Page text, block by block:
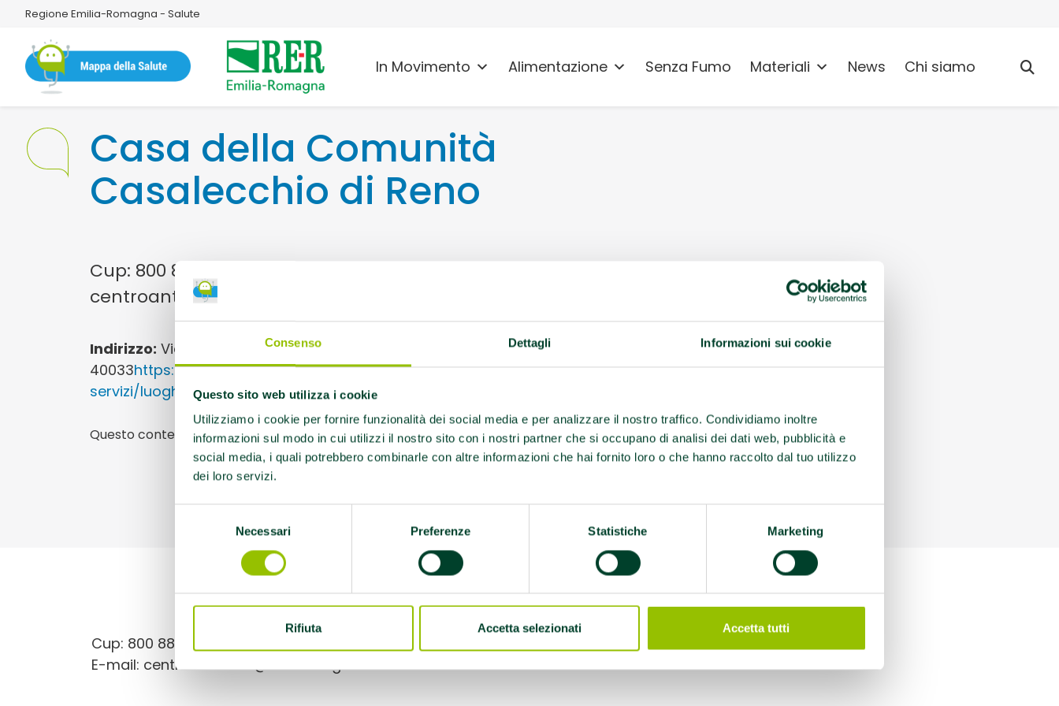
Consenso Dettagli Informazioni sui cookie
Questo sito web utilizza i cookie
Utilizziamo i cookie per fornire funzionalità dei social media e per analizzare il nostro traffico. Condividiamo inoltre
informazioni sul modo in cui utilizzi il nostro sito con i nostri partner che si occupano di analisi dei dati web, pubblicità e
social media, i quali potrebbero combinarle con altre informazioni che hai fornito loro o che hanno raccolto dal tuo utilizzo
dei loro servizi.
Necessari Preferenze Statistiche Marketing
Rifiuta Accetta selezionati Accetta tutti
Regione Emilia-Romagna - Salute
In Movimento Alimentazione Senza Fumo Materiali News Chi siamo
Casa della Comunità
Casalecchio di Reno
Cup: 800 88 48 88E-mail:
centroantifumo@ausl.bologna.it
Indirizzo: Via Colombo 5 Casalecchio di Reno (BO)
40033https://www.ausl.bologna.it/guida-ai-
servizi/luoghi/14894
Questo contenuto si trova inCentri antifumo
Cup: 800 88 48 88
E-mail: centroantifumo@ausl.bologna.it